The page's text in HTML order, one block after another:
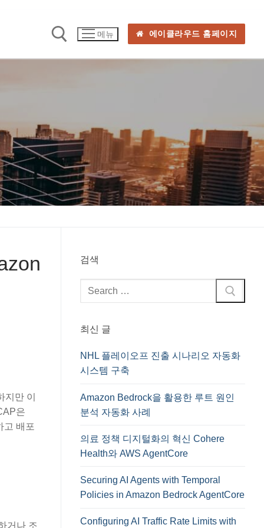
메뉴 에이클라우드 홈페이지
만 이
은
고 배포
거나 조
검색
검
색
최신 글
NHL 플레이오프 진출 시나리오 자동화
시스템 구축
Amazon Bedrock을 활용한 루트 원인
분석 자동화 사례
의료 정책 디지털화의 혁신 Cohere
Health와 AWS AgentCore
Securing AI Agents with Temporal
Policies in Amazon Bedrock AgentCore
Configuring AI Traffic Rate Limits with